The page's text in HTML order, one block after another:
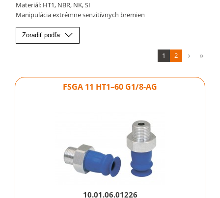
Materiál: HT1, NBR, NK, SI
Manipulácia extrémne senzitívnych bremien
Zoradiť podľa:
1 2
FSGA 11 HT1–60 G1/8-AG
10.01.06.01226